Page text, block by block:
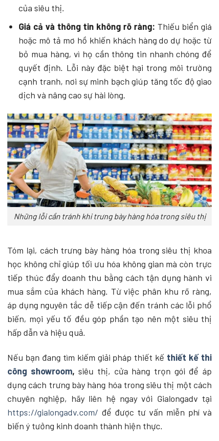
của siêu thị.
Giá cả và thông tin không rõ ràng: Thiếu biển giá
hoặc mô tả mơ hồ khiến khách hàng do dự hoặc từ
bỏ mua hàng, vì họ cần thông tin nhanh chóng để
quyết định. Lỗi này đặc biệt hại trong môi trường
cạnh tranh, nơi sự minh bạch giúp tăng tốc độ giao
dịch và nâng cao sự hài lòng.
Những lỗi cần tránh khi trưng bày hàng hóa trong siêu thị
Tóm lại, cách trưng bày hàng hóa trong siêu thị khoa
học không chỉ giúp tối ưu hóa không gian mà còn trực
tiếp thúc đẩy doanh thu bằng cách tận dụng hành vi
mua sắm của khách hàng. Từ việc phân khu rõ ràng,
áp dụng nguyên tắc dễ tiếp cận đến tránh các lỗi phổ
biến, mọi yếu tố đều góp phần tạo nên một siêu thị
hấp dẫn và hiệu quả.
Nếu bạn đang tìm kiếm giải pháp thiết kế thiết kế thi
công showroom,siêu thị, cửa hàng trọn gói để áp
dụng cách trưng bày hàng hóa trong siêu thị một cách
chuyên nghiệp, hãy liên hệ ngay với Gialongadv tại
https://gialongadv.com/ để được tư vấn miễn phí và
biến ý tưởng kinh doanh thành hiện thực.